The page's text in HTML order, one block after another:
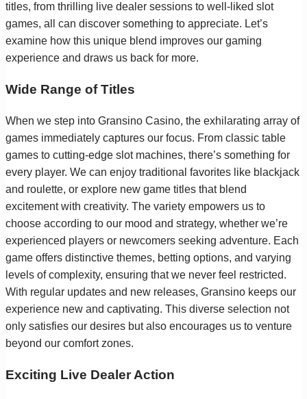
titles, from thrilling live dealer sessions to well-liked slot
games, all can discover something to appreciate. Let’s
examine how this unique blend improves our gaming
experience and draws us back for more.
Wide Range of Titles
When we step into Gransino Casino, the exhilarating array of
games immediately captures our focus. From classic table
games to cutting-edge slot machines, there’s something for
every player. We can enjoy traditional favorites like blackjack
and roulette, or explore new game titles that blend
excitement with creativity. The variety empowers us to
choose according to our mood and strategy, whether we’re
experienced players or newcomers seeking adventure. Each
game offers distinctive themes, betting options, and varying
levels of complexity, ensuring that we never feel restricted.
With regular updates and new releases, Gransino keeps our
experience new and captivating. This diverse selection not
only satisfies our desires but also encourages us to venture
beyond our comfort zones.
Exciting Live Dealer Action